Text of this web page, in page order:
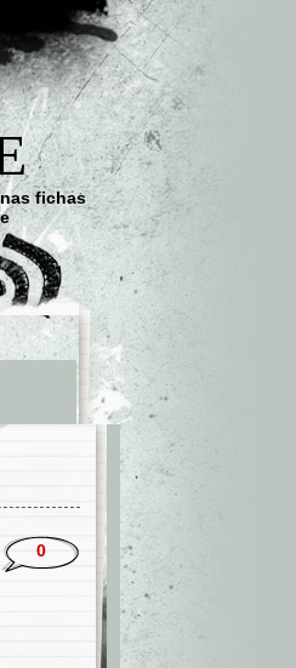
fichas
0